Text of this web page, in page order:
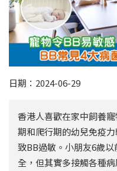
日期：2024-06-29
香港人喜歡在家中飼養
期和爬行期的幼兒免疫
致BB過敏。小朋友6歲
全，但其實多接觸各種